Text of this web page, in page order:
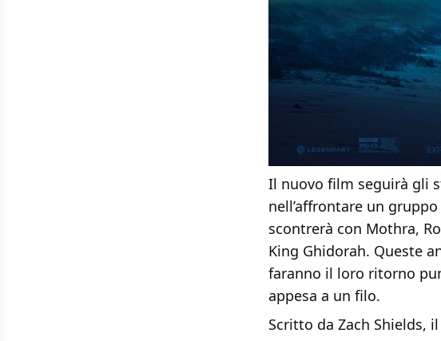
Il nuovo film seguirà gli
nell’affrontare un
scontrerà con Mothra,
King Ghidorah. Queste
faranno il loro ritorno
appesa a un filo.
Scritto da Zach Shields,